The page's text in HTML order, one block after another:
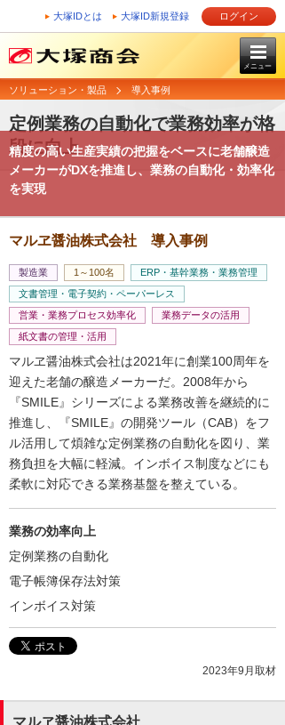
大塚IDとは 大塚ID新規登録 ログイン
メニュー
ソリューション・製品 導入事例
定例業務の自動化で業務効率が格
段に向上
精度の高い生産実績の把握をベースに老舗醸造
メーカーがDXを推進し、業務の自動化・効率化
を実現
マルヱ醤油株式会社 導入事例
製造業 1～100名
ERP・基幹業務・業務管理
文書管理・電子契約・ペーパーレス
営業・業務プロセス効率化
業務データの活用
紙文書の管理・活用
マルヱ醤油株式会社は2021年に創業100周年を
迎えた老舗の醸造メーカーだ。2008年から
『SMILE』シリーズによる業務改善を継続的に
推進し、『SMILE』の開発ツール（CAB）をフ
ル活用して煩雑な定例業務の自動化を図り、業
務負担を大幅に軽減。インボイス制度などにも
柔軟に対応できる業務基盤を整えている。
業務の効率向上
定例業務の自動化
電子帳簿保存法対策
インボイス対策
2023年9月取材